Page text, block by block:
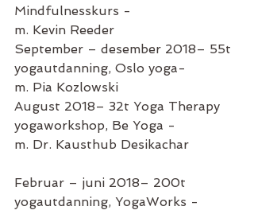
Mindfulnesskurs -
m. Kevin Reeder
September – desember 2018– 55t
yogautdanning, Oslo yoga-
m. Pia Kozlowski
August 2018– 32t Yoga Therapy
yogaworkshop, Be Yoga -
m. Dr. Kausthub Desikachar
Februar – juni 2018– 200t
yogautdanning, YogaWorks -